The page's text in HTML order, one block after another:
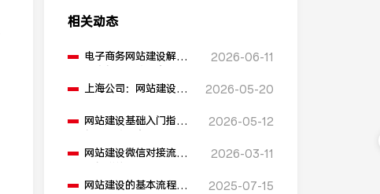
相关动态
电子商务网站建设解决
2026-06-11
上海公司：网站建设的
2026-05-20
网站建设基础入门指南
2026-05-12
网站建设微信对接流程
2026-03-11
网站建设的基本流程包
2025-07-15